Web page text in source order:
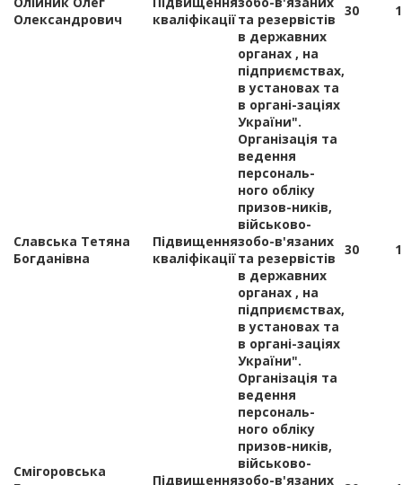
Олександрович
кваліфікаціїта резервістів
в державних
органах , на
підприємствах,
в установах та
в органі-заціях
України".
30 1
Славська Тетяна
Богданівна
Підвищення
кваліфікації
Організація та
ведення
персональ-
ного обліку
призов-ників,
військово-
зобо-в'язаних
та резервістів
в державних
органах , на
підприємствах,
в установах та
в органі-заціях
України".
30 1
Смігоровська
Підвищення
Організація та
ведення
персональ-
ного обліку
призов-ників,
військово-
зобо-в'язаних